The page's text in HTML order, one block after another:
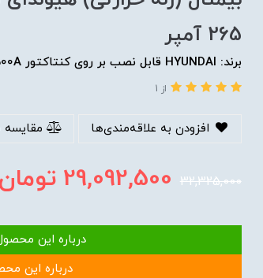
265 آمپر
برند: HYUNDAI قابل نصب بر روی کنتاکتور 300A/400A/500A
از 1
32,325,000
29,092,500 تومان
درباره این
درباره این